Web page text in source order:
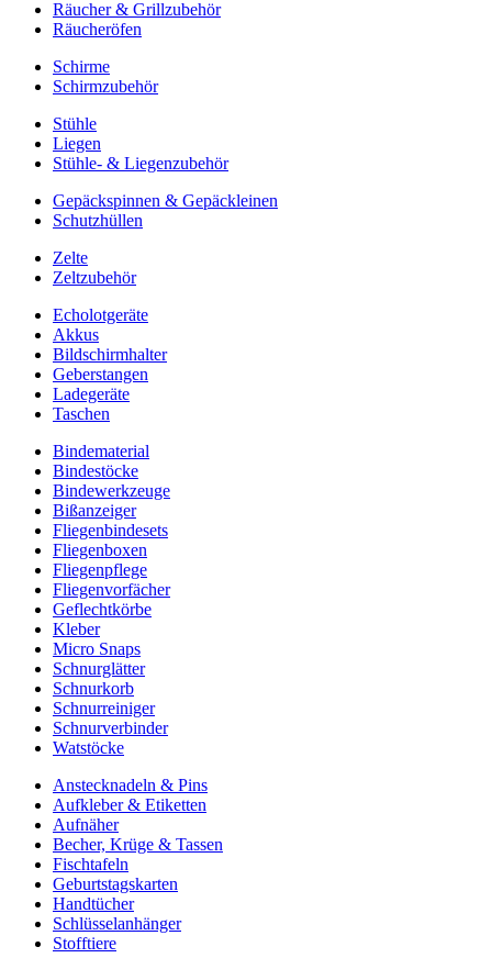
Räucher & Grillzubehör
Räucheröfen
Schirme
Schirmzubehör
Stühle
Liegen
Stühle- & Liegenzubehör
Gepäckspinnen & Gepäckleinen
Schutzhüllen
Zelte
Zeltzubehör
Echolotgeräte
Akkus
Bildschirmhalter
Geberstangen
Ladegeräte
Taschen
Bindematerial
Bindestöcke
Bindewerkzeuge
Bißanzeiger
Fliegenbindesets
Fliegenboxen
Fliegenpflege
Fliegenvorfächer
Geflechtkörbe
Kleber
Micro Snaps
Schnurglätter
Schnurkorb
Schnurreiniger
Schnurverbinder
Watstöcke
Anstecknadeln & Pins
Aufkleber & Etiketten
Aufnäher
Becher, Krüge & Tassen
Fischtafeln
Geburtstagskarten
Handtücher
Schlüsselanhänger
Stofftiere